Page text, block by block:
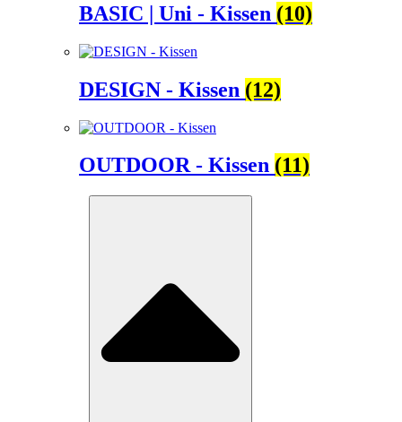
BASIC | Uni - Kissen (10)
DESIGN - Kissen (12)
OUTDOOR - Kissen (11)